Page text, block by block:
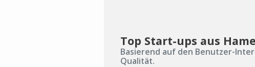
Top Start-ups aus
Basierend auf den Benutzer-
Qualität.